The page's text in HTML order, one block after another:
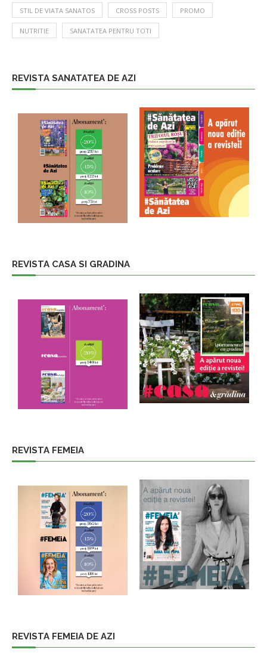
STIL DE VIATA SANATOS CROSS POSTS PROMO
NUTRITIE SANATATEA PENTRU TOTI
REVISTA SANATATEA DE AZI
REVISTA CASA SI GRADINA
REVISTA FEMEIA
REVISTA FEMEIA DE AZI